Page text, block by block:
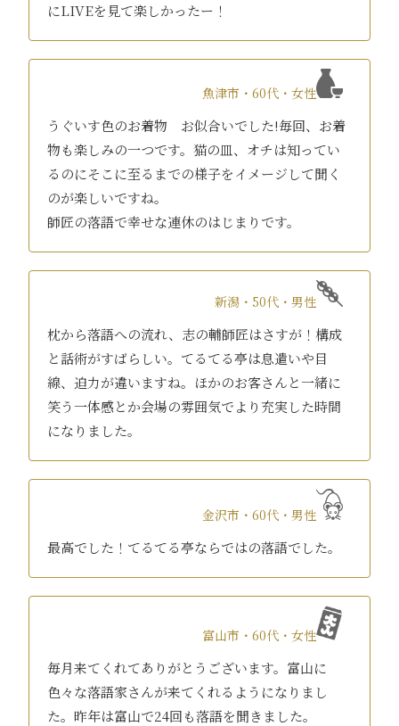
にLIVEを見て楽しかったー！
魚津市・60代・女性
うぐいす色のお着物 お似合いでした!毎回、お着
物も楽しみの一つです。猫の皿、オチは知ってい
るのにそこに至るまでの様子をイメージして聞く
のが楽しいですね。
師匠の落語で幸せな連休のはじまりです。
新潟・50代・男性
枕から落語への流れ、志の輔師匠はさすが！構成
と話術がすばらしい。てるてる亭は息遣いや目
線、迫力が違いますね。ほかのお客さんと一緒に
笑う一体感とか会場の雰囲気でより充実した時間
になりました。
金沢市・60代・男性
最高でした！てるてる亭ならではの落語でした。
富山市・60代・女性
毎月来てくれてありがとうございます。富山に
色々な落語家さんが来てくれるようになりまし
た。昨年は富山で24回も落語を聞きました。